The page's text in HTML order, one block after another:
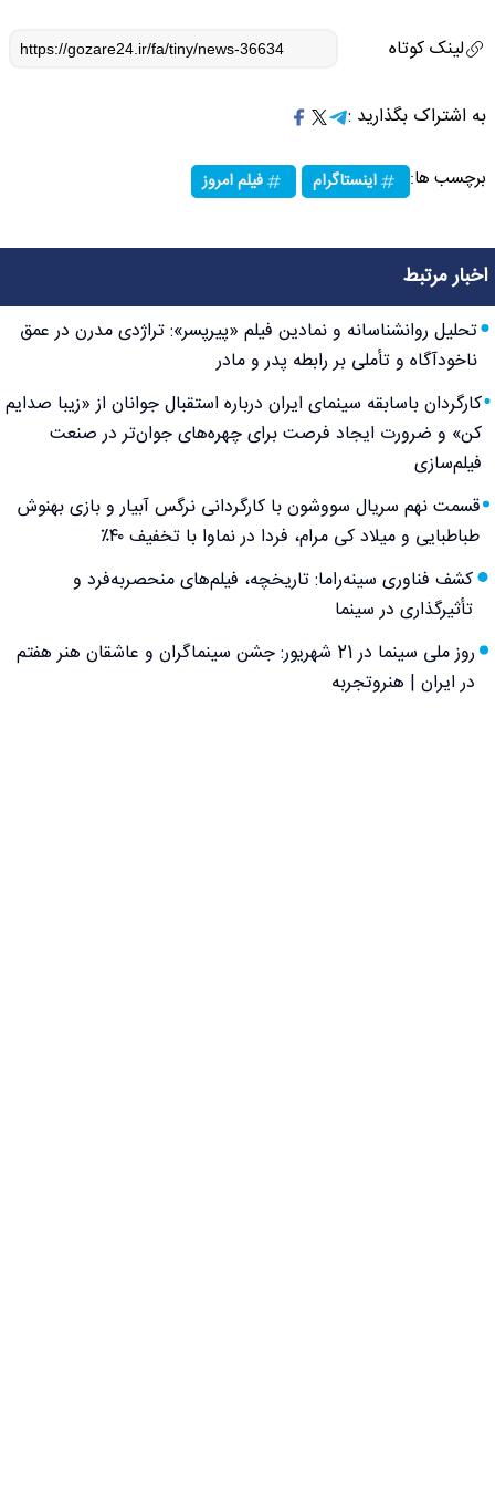
لینک کوتاه
به اشتراک بگذارید :
برچسب ها: اینستاگرام فیلم امروز
اخبار مرتبط
تحلیل روانشناسانه و نمادین فیلم «پیرپسر»: تراژدی مدرن در عمق
ناخودآگاه و تأملی بر رابطه پدر و مادر
کارگردان باسابقه سینمای ایران درباره استقبال جوانان از «زیبا صدایم
کن» و ضرورت ایجاد فرصت برای چهره‌های جوان‌تر در صنعت
فیلم‌سازی
قسمت نهم سریال سووشون با کارگردانی نرگس آبیار و بازی بهنوش
طباطبایی و میلاد کی مرام، فردا در نماوا با تخفیف ۴۰٪
کشف فناوری سینه‌راما: تاریخچه، فیلم‌های منحصربه‌فرد و
تأثیرگذاری در سینما
روز ملی سینما در 21 شهریور: جشن سینماگران و عاشقان هنر هفتم
در ایران | هنروتجربه